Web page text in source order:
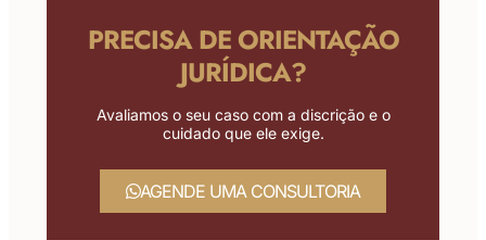
PRECISA DE ORIENTAÇÃO
JURÍDICA?
Avaliamos o seu caso com a discrição e o
cuidado que ele exige.
AGENDE UMA CONSULTORIA